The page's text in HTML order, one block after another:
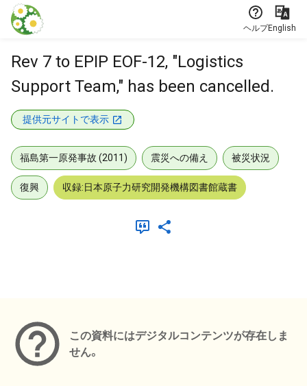
本文に飛ぶ
ヘルプEnglish
Rev 7 to EPIP EOF-12, "Logistics
Support Team," has been cancelled.
提供元サイトで表示
福島第一原発事故 (2011) 震災への備え 被災状況
復興 収録:日本原子力研究開発機構図書館蔵書
この資料にはデジタルコンテンツが存在しま
せん。